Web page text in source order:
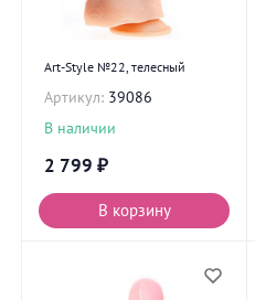
Art-Style №22, телесный
Артикул: 39086
В наличии
2 799 ₽
В корзину